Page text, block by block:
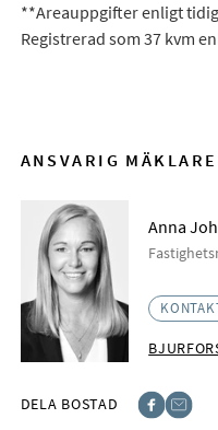
**Areauppgifter enligt
Registrerad som 37 kvm
ANSVARIG MÄKLARE
Anna
DELA BOSTAD